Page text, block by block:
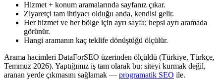
Hizmet + konum aramalarında sayfanız çıkar.
Ziyaretçi tam ihtiyacı olduğu anda, kendisi gelir.
Her hizmet ve her bölge için ayrı sayfa; hepsi ayrı aramada
görünür.
Hangi aramanın kaç teklife dönüştüğü ölçülür.
Arama hacimleri DataForSEO üzerinden ölçüldü (Türkiye, Türkçe,
Temmuz 2026). Yaptığımız iş tam olarak bu: siteyi kurmak değil,
aranan yerde çıkmasını sağlamak — programatik SEO ile.